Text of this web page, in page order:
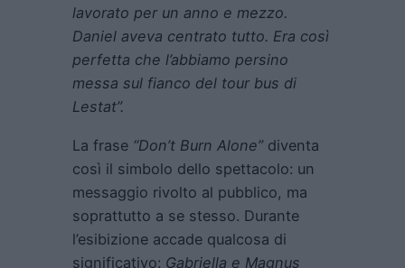
lavorato per un anno e mezzo.
Daniel aveva centrato tutto. Era così
perfetta che l’abbiamo persino
messa sul fianco del tour bus di
Lestat”.
La frase “Don’t Burn Alone” diventa
così il simbolo dello spettacolo: un
messaggio rivolto al pubblico, ma
soprattutto a se stesso. Durante
l’esibizione accade qualcosa di
significativo: Gabriella e Magnus